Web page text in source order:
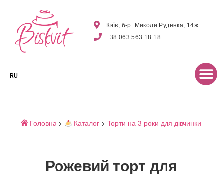
Київ, б-р. Миколи Руденка, 14ж
+38 063 563 18 18
RU
Головна> Каталог >Торти на 3 роки для дівчинки
Рожевий торт для